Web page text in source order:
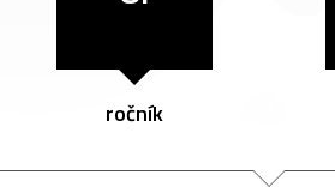
ročník